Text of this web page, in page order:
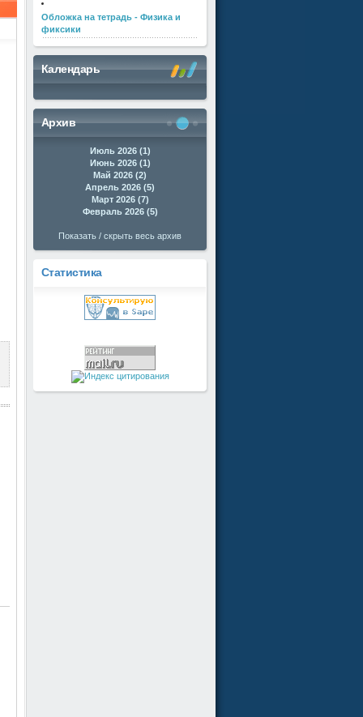
Обложка на тетрадь - Физика и
фиксики
Календарь
Архив
Июль 2026 (1)
Июнь 2026 (1)
Май 2026 (2)
Апрель 2026 (5)
Март 2026 (7)
Февраль 2026 (5)
Показать / скрыть весь архив
Статистика